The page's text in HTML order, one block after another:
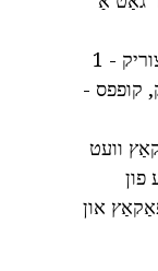
איר זאָל האָבן: די פראָנט טייל - 1 שטיק, צוריק - 1
קאָלנער - 1 שטיק, קופפס -
וועט
פון
און